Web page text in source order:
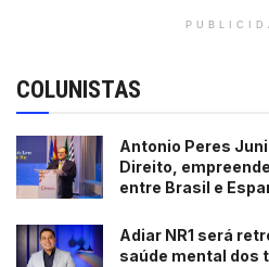
COLUNISTAS
Antonio Peres
Direito,
entre Brasil e
Adiar NR1 será
saúde mental dos